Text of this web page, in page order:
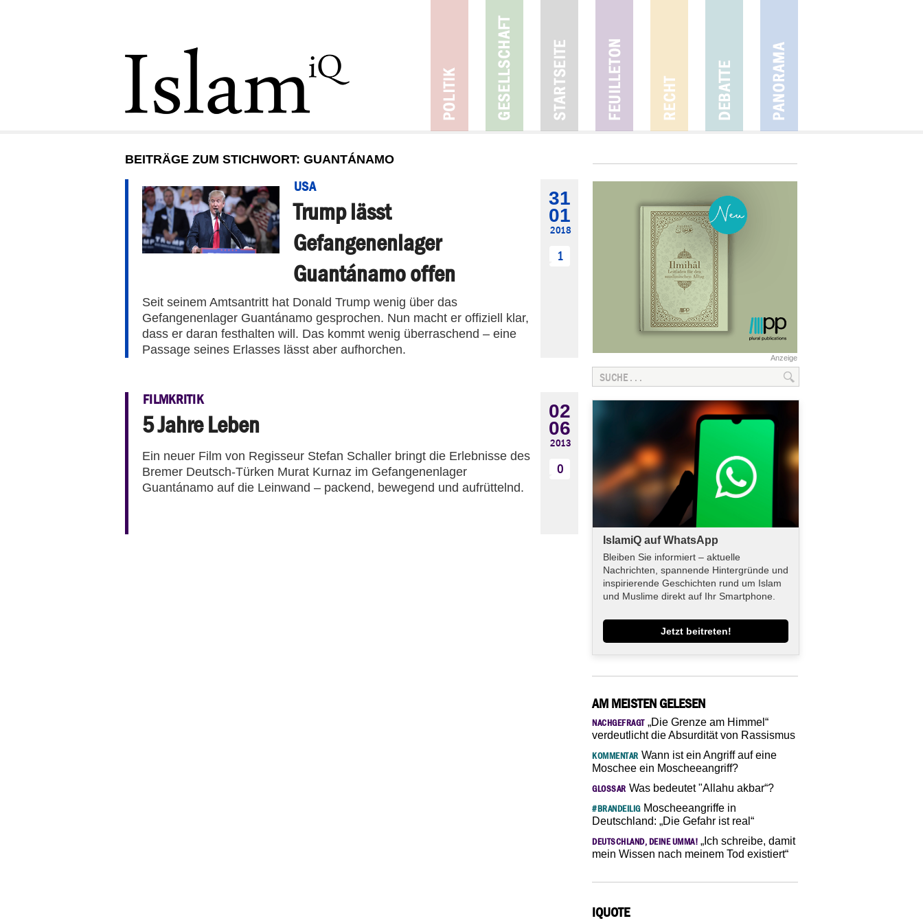
BEITRÄGE ZUM STICHWORT: GUANTÁNAMO
USA
Trump lässt
Gefangenenlager
Guantánamo offen
Seit seinem Amtsantritt hat Donald Trump wenig über das
Gefangenenlager Guantánamo gesprochen. Nun macht er offiziell klar,
dass er daran festhalten will. Das kommt wenig überraschend – eine
Passage seines Erlasses lässt aber aufhorchen.
31
01
2018
1
FILMKRITIK
5 Jahre Leben
Ein neuer Film von Regisseur Stefan Schaller bringt die Erlebnisse des
Bremer Deutsch-Türken Murat Kurnaz im Gefangenenlager
Guantánamo auf die Leinwand – packend, bewegend und aufrüttelnd.
02
06
2013
0
Anzeige
IslamiQ auf WhatsApp
Bleiben Sie informiert – aktuelle
Nachrichten, spannende Hintergründe und
inspirierende Geschichten rund um Islam
und Muslime direkt auf Ihr Smartphone.
Jetzt beitreten!
AM MEISTEN GELESEN
NACHGEFRAGT„Die Grenze am Himmel“
verdeutlicht die Absurdität von Rassismus
KOMMENTAR Wann ist ein Angriff auf eine
Moschee ein Moscheeangriff?
GLOSSAR Was bedeutet "Allahu akbar“?
#BRANDEILIGMoscheeangriffe in
Deutschland: „Die Gefahr ist real“
DEUTSCHLAND, DEINE UMMA! „Ich schreibe, damit
mein Wissen nach meinem Tod existiert“
IQUOTE